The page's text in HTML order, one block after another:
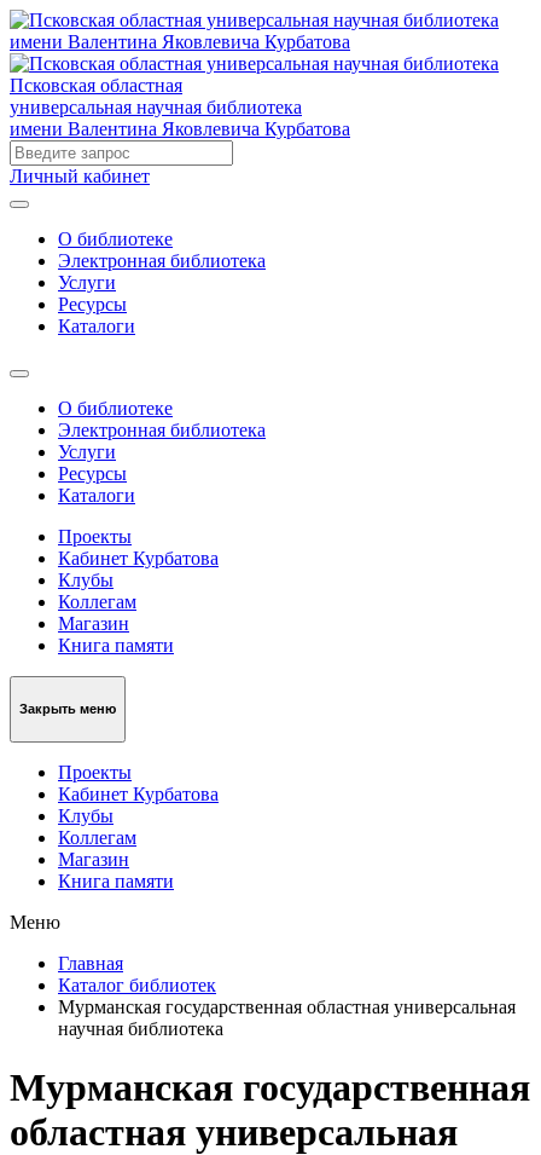
Псковская областная
универсальная научная библиотека
имени Валентина Яковлевича Курбатова
Личный кабинет
О библиотеке
Электронная библиотека
Услуги
Ресурсы
Каталоги
О библиотеке
Электронная библиотека
Услуги
Ресурсы
Каталоги
Проекты
Кабинет Курбатова
Клубы
Коллегам
Магазин
Книга памяти
Закрыть меню
Проекты
Кабинет Курбатова
Клубы
Коллегам
Магазин
Книга памяти
Меню
Главная
Каталог библиотек
Мурманская государственная областная универсальная
научная библиотека
Мурманская государственная
областная универсальная